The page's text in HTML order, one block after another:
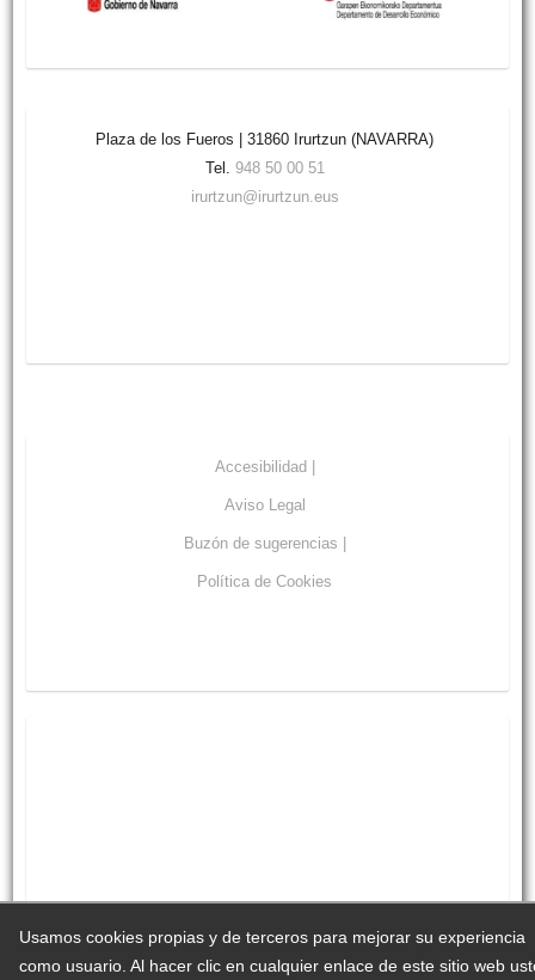
Usamos cookies propias y de terceros para mejorar su experiencia
como usuario. Al hacer clic en cualquier enlace de este sitio web
Plaza de los Fueros | 31860 Irurtzun (NAVARRA)
Tel. 948 50 00 51
irurtzun@irurtzun.eus
Accesibilidad |
Aviso Legal
Buzón de sugerencias |
Política de Cookies